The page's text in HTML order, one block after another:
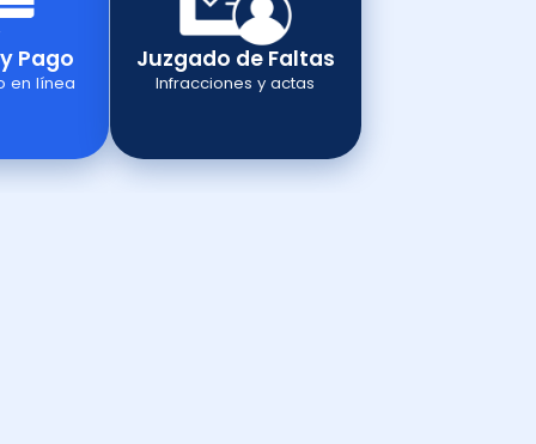
Pago
en línea
Juzgado de Faltas
Infracciones y actas